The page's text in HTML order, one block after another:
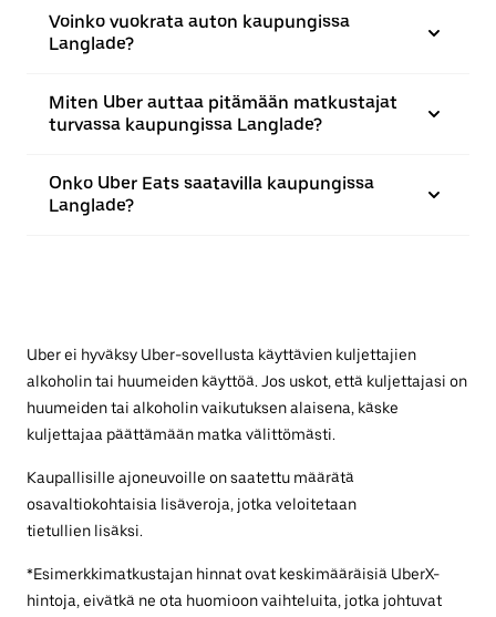
Voinko vuokrata auton kaupungissa
Langlade?
Miten Uber auttaa pitämään matkustajat
turvassa kaupungissa Langlade?
Onko Uber Eats saatavilla kaupungissa
Langlade?
Uber ei hyväksy Uber-sovellusta käyttävien kuljettajien
alkoholin tai huumeiden käyttöä. Jos uskot, että kuljettajasi on
huumeiden tai alkoholin vaikutuksen alaisena, käske
kuljettajaa päättämään matka välittömästi.
Kaupallisille ajoneuvoille on saatettu määrätä
osavaltiokohtaisia lisäveroja, jotka veloitetaan
tietullien lisäksi.
*Esimerkkimatkustajan hinnat ovat keskimääräisiä UberX-
hintoja, eivätkä ne ota huomioon vaihteluita, jotka johtuvat